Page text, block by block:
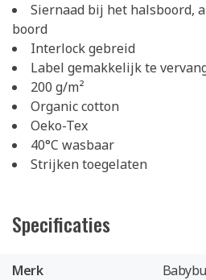
Siernaad bij het halsboord,
boord
Interlock gebreid
Label gemakkelijk te
200 g/m²
Organic cotton
Oeko-Tex
40°C wasbaar
Strijken toegelaten
Specificaties
Merk